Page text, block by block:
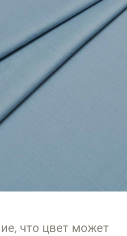
что цвет может